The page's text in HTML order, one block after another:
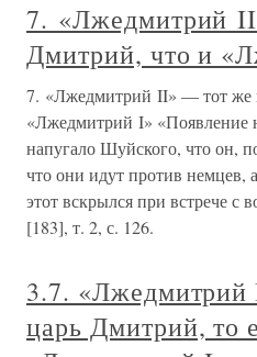
7. «Лжедмитрий
Дмитрий, что и
7. «Лжедмитрий II» — тот же
«Лжедмитрий I» «Появление
напугало Шуйского, что он,
что они идут против немцев,
этот вскрылся при встрече с
[183], т. 2, с. 126.
3.7.
царь Дмитрий, то